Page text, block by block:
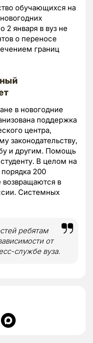
обучающихся на
2 января в вуз не
о переносе
границ
в новогодние
поддержка
центра,
законодательству,
и другим. Помощь
В целом на
200
в
Системных
ребятам
от
службе вуза.